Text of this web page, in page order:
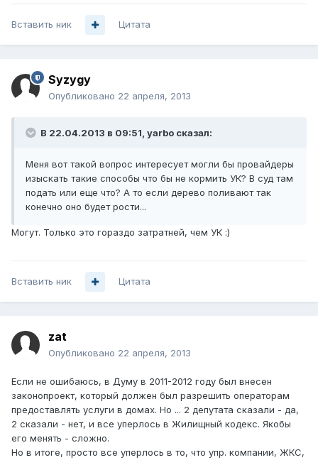
Вставить ник Цитата
Syzygy
Опубликовано 22 апреля, 2013
В 22.04.2013 в 09:51, yarbo сказал:
Меня вот такой вопрос интересует могли бы провайдеры
изыскать такие способы что бы не кормить УК? В суд там
подать или еще что? А то если дерево поливают так
конечно оно будет рости...
Могут. Только это гораздо затратней, чем УК :)
Вставить ник Цитата
zat
Опубликовано 22 апреля, 2013
Если не ошибаюсь, в Думу в 2011-2012 году был внесен
законопроект, который должен был разрешить операторам
предоставлять услуги в домах. Но ... 2 депутата сказали - да,
2 сказали - нет, и все уперлось в Жилищный кодекс. Якобы
его менять - сложно.
Но в итоге, просто все уперлось в то, что упр. компании, ЖКС,